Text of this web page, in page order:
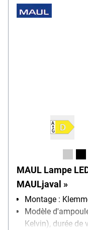
MAUL Lampe
MAULjaval »
Montage :
Modèle
Kelvin), durée de